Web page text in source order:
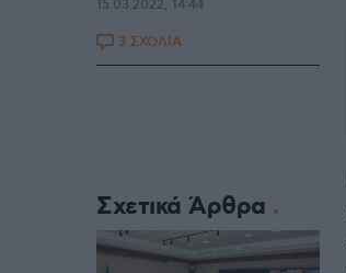
15.03.2022, 14:44
3 ΣΧΟΛΙΑ
Σχετικά Άρθρα